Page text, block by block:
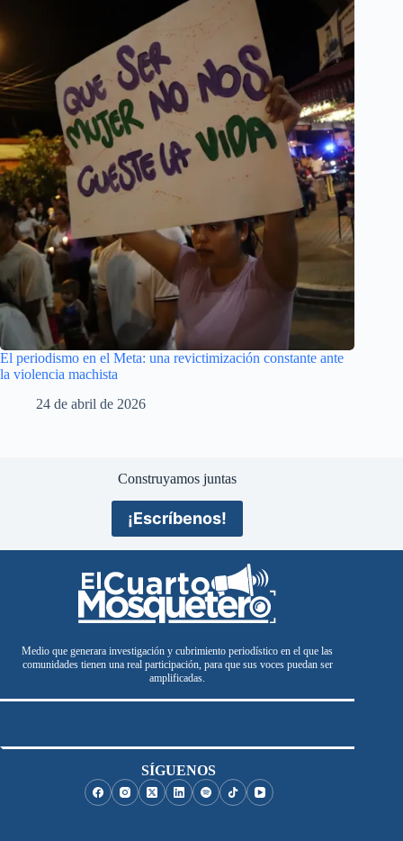
El periodismo en el Meta: una revictimización constante ante
la violencia machista
24 de abril de 2026
Construyamos juntas
¡Escríbenos!
Medio que generara investigación y cubrimiento periodístico en el que las
comunidades tienen una real participación, para que sus voces puedan ser
amplificadas.
SÍGUENOS